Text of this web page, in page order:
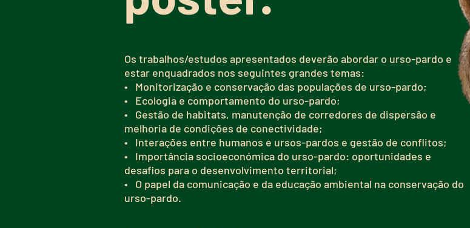
Os trabalhos/estudos apresentados deverão abordar o urso-pardo e
estar enquadrados nos seguintes grandes temas:
• Monitorização e conservação das populações de urso-pardo;
• Ecologia e comportamento do urso-pardo;
• Gestão de habitats, manutenção de corredores de dispersão e
melhoria de condições de conectividade;
• Interações entre humanos e ursos-pardos e gestão de conflitos;
• Importância socioeconómica do urso-pardo: oportunidades e
desafios para o desenvolvimento territorial;
• O papel da comunicação e da educação ambiental na conservação do
urso-pardo.